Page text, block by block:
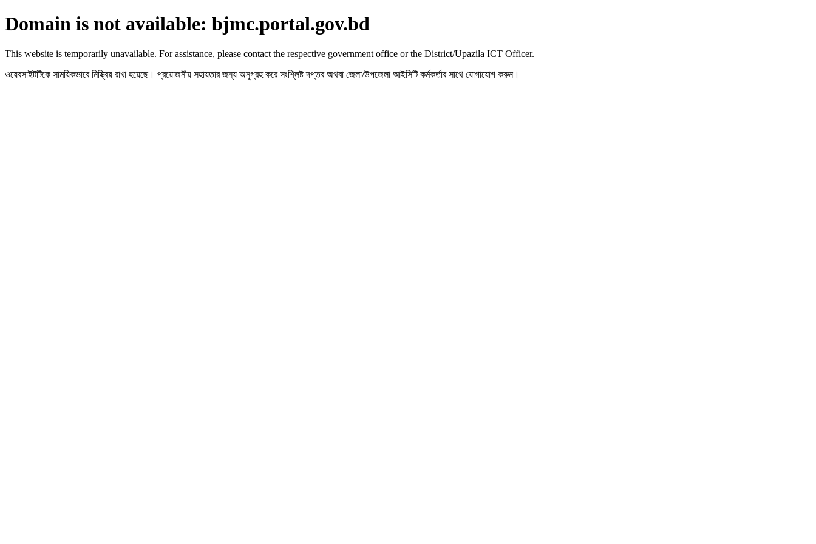
Domain is not available: bjmc.portal.gov.bd
This website is temporarily unavailable. For assistance, please contact the respective government office or the District/Upazila ICT Officer.
ওয়েবসাইটটিকে সাময়িকভাবে নিষ্ক্রিয় রাখা হয়েছে। প্রয়োজনীয় সহায়তার জন্য অনুগ্রহ করে সংশ্লিষ্ট দপ্তর অথবা জেলা/উপজেলা আইসিটি কর্মকর্তার সাথে যোগাযোগ করুন।